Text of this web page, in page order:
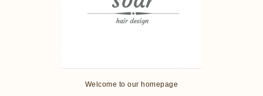
Welcome to our homepage